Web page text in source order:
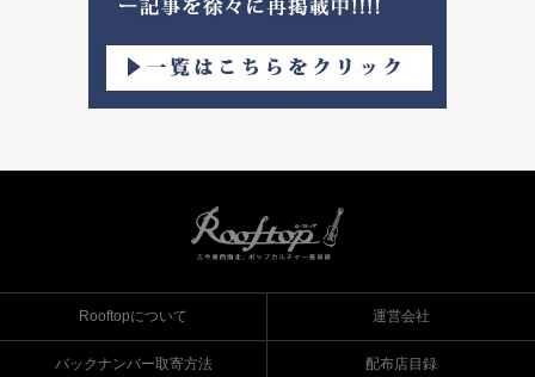
Rooftopについて 運営会社
バックナンバー取寄方法 配布店目録